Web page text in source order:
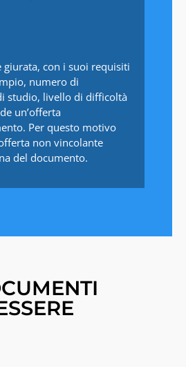
giurata, con i suoi requisiti
numero di
studio, livello di difficoltà
un’offerta
Per questo motivo
non vincolante
del documento.